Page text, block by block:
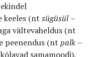
keeles (ntsügüsül–
vältevaheldus (nt
peenendus (ntpalk –
samamoodi).